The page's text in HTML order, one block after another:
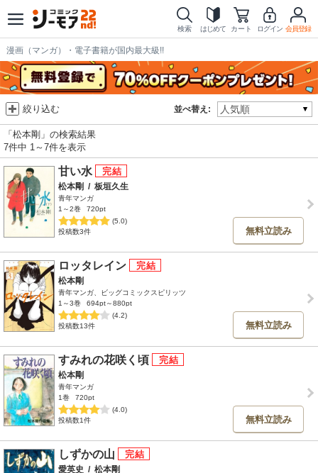
検索 はじめて カート ログイン 会員登録
漫画（マンガ）・電子書籍が国内最大級!!
並べ替え:
絞り込む
「松本剛」の検索結果
7件中 1～7件を表示
甘い水
松本剛 / 板垣久生
青年マンガ
1～2巻
720pt
(5.0)
投稿数3件
無料立読み
ロッタレイン
松本剛
青年マンガ、ビッグコミックスピリッツ
1～3巻
694pt～880pt
(4.2)
投稿数13件
無料立読み
すみれの花咲く頃
松本剛
青年マンガ
1巻
720pt
(4.0)
投稿数1件
無料立読み
しずかの山
愛英史 / 松本剛